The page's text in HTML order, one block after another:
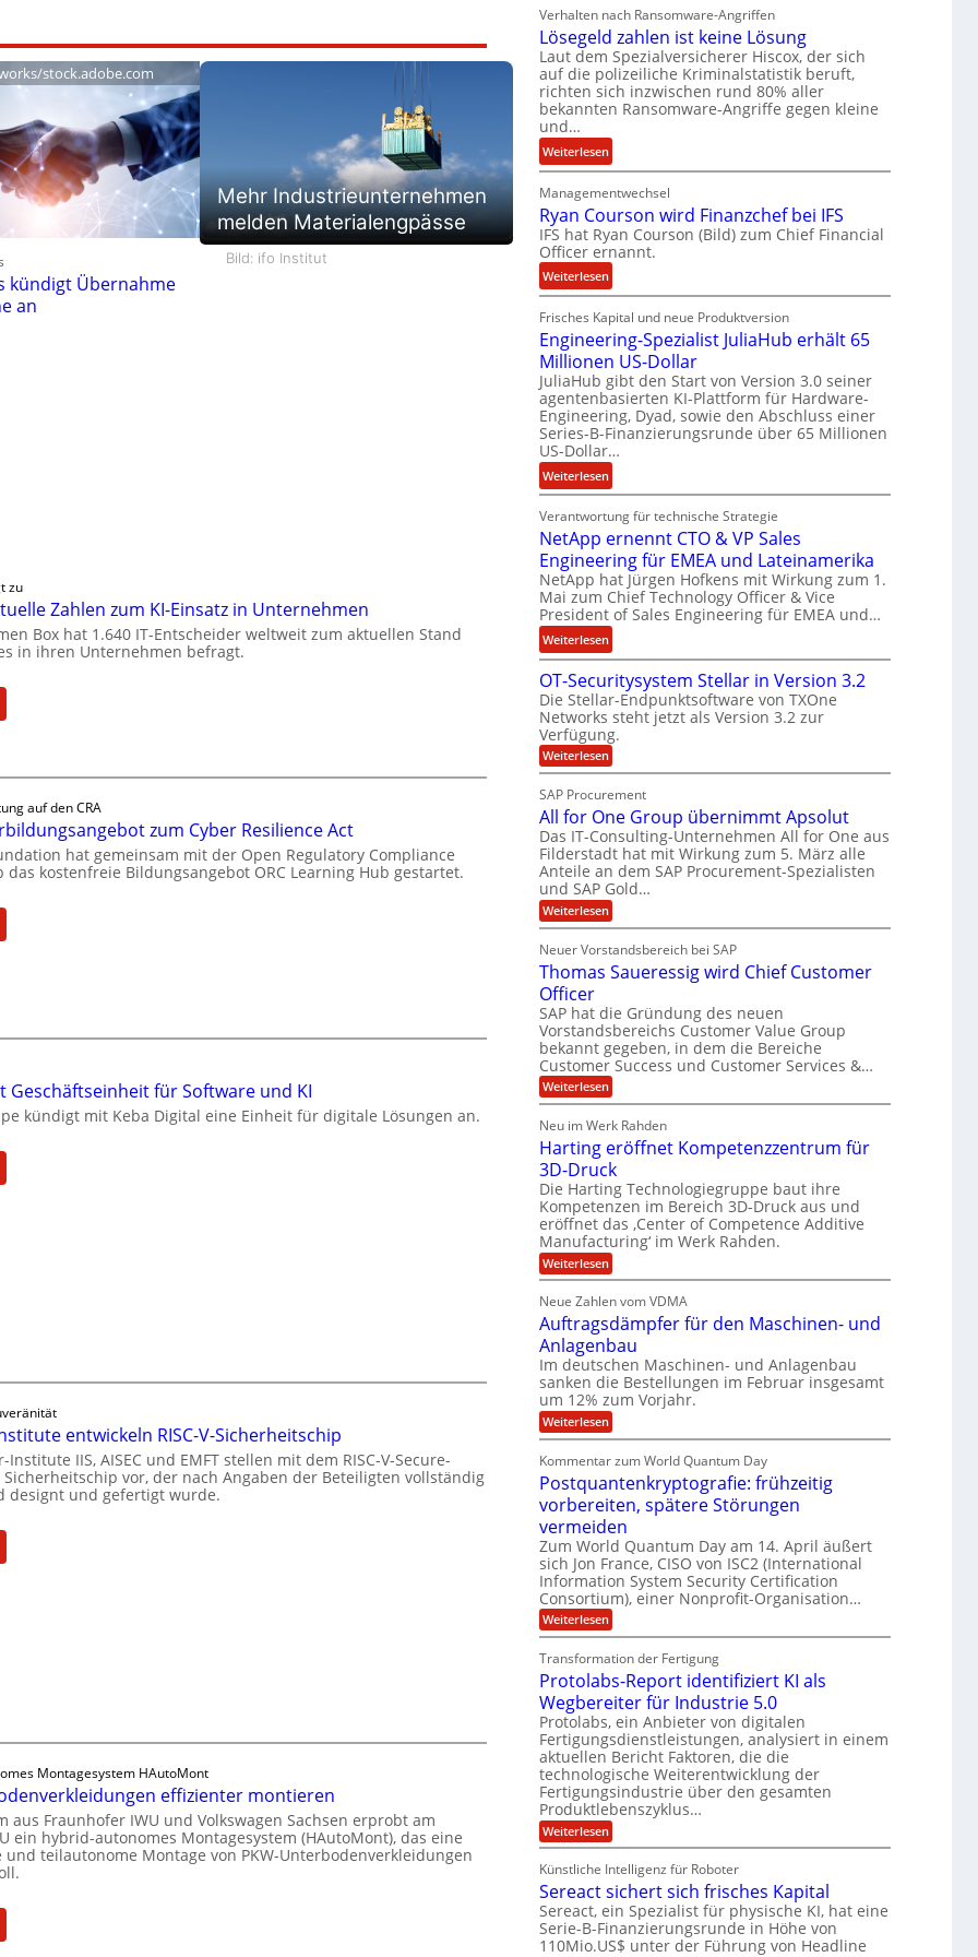
stock.adobe.com
kündigt Übernahme
an
Mehr Industrieunternehmen
melden Materialengpässe
Bild: ifo Institut
zu
Zahlen zum KI-Einsatz in Unternehmen
Box hat 1.640 IT-Entscheider weltweit zum aktuellen Stand
in ihren Unternehmen befragt.
B
i
e
f
r
l
e
h
E
i
n
s
a
t
h
m
e
n
auf den CRA
zum Cyber Resilience Act
hat gemeinsam mit der Open Regulatory Compliance
das kostenfreie Bildungsangebot ORC Learning Hub gestartet.
N
s
e
t
e
a
g
b
o
u
e
s
i
l
i
e
c
Geschäftseinheit für Software und KI
kündigt mit Keba Digital eine Einheit für digitale Lösungen an.
K
t
G
e
s
h
ä
e
ü
r
S
t
entwickeln RISC-V-Sicherheitschip
IIS, AISEC und EMFT stellen mit dem RISC-V-Secure-
vor, der nach Angaben der Beteiligten vollständig
designt und gefertigt wurde.
F
r
-
I
n
s
i
t
Montagesystem HAutoMont
effizienter montieren
aus Fraunhofer IWU und Volkswagen Sachsen erprobt am
ein hybrid-autonomes Montagesystem (HAutoMont), das eine
teilautonome Montage von PKW-Unterbodenverkleidungen
P
e
i
t
e
n
u
s
m
m
e
n
Verhalten nach Ransomware-Angriffen
Lösegeld zahlen ist keine Lösung
Laut dem Spezialversicherer Hiscox, der sich
auf die polizeiliche Kriminalstatistik beruft,
richten sich inzwischen rund 80% aller
bekannten Ransomware-Angriffe gegen kleine
und…
Weiterlesen:
L
ö
s
e
g
e
l
d
z
a
h
l
e
n
i
s
k
e
i
n
e
L
ö
u
n
g
Managementwechsel
Ryan Courson wird Finanzchef bei IFS
IFS hat Ryan Courson (Bild) zum Chief Financial
Officer ernannt.
Weiterlesen:
R
y
a
n
C
o
u
r
s
o
w
i
r
d
F
i
n
n
z
c
h
e
f
b
e
i
I
F
S
Frisches Kapital und neue Produktversion
Engineering-Spezialist JuliaHub erhält 65
Millionen US-Dollar
JuliaHub gibt den Start von Version 3.0 seiner
agentenbasierten KI-Plattform für Hardware-
Engineering, Dyad, sowie den Abschluss einer
Series-B-Finanzierungsrunde über 65 Millionen
US-Dollar…
Weiterlesen:
E
n
g
i
n
e
e
r
i
n
g
-
S
p
a
l
i
s
t
J
u
i
a
H
u
b
e
h
ä
l
t
6
5
M
i
l
l
i
o
n
e
U
S
-
D
o
l
l
a
r
Verantwortung für technische Strategie
NetApp ernennt CTO & VP Sales
Engineering für EMEA und Lateinamerika
NetApp hat Jürgen Hofkens mit Wirkung zum 1.
Mai zum Chief Technology Officer & Vice
President of Sales Engineering für EMEA und…
Weiterlesen:
N
e
t
A
p
p
r
n
e
n
n
t
C
T
O
V
P
S
a
l
E
n
g
i
n
e
e
r
i
n
g
f
ü
r
M
E
A
u
n
d
L
a
t
e
i
n
m
e
r
i
k
a
OT-Securitysystem Stellar in Version 3.2
Die Stellar-Endpunktsoftware von TXOne
Networks steht jetzt als Version 3.2 zur
Verfügung.
Weiterlesen:
O
-
S
e
c
u
r
i
t
y
y
s
t
m
S
t
e
l
l
a
r
n
V
e
r
s
i
o
n
3
2
SAP Procurement
All for One Group übernimmt Apsolut
Das IT-Consulting-Unternehmen All for One aus
Filderstadt hat mit Wirkung zum 5. März alle
Anteile an dem SAP Procurement-Spezialisten
und SAP Gold…
Weiterlesen:
A
l
f
O
n
e
G
r
o
u
p
b
e
r
n
i
m
m
t
A
s
o
l
u
t
Neuer Vorstandsbereich bei SAP
Thomas Saueressig wird Chief Customer
Officer
SAP hat die Gründung des neuen
Vorstandsbereichs Customer Value Group
bekannt gegeben, in dem die Bereiche
Customer Success und Customer Services &…
Weiterlesen:
T
o
m
a
s
S
a
u
e
r
e
s
s
g
w
i
r
d
C
h
i
C
u
s
t
o
m
e
r
O
ff
i
e
r
Neu im Werk Rahden
Harting eröffnet Kompetenzzentrum für
3D-Druck
Die Harting Technologiegruppe baut ihre
Kompetenzen im Bereich 3D-Druck aus und
eröffnet das ‚Center of Competence Additive
Manufacturing‘ im Werk Rahden.
Weiterlesen:
H
r
t
i
n
g
e
r
ö
f
f
n
t
K
o
m
p
e
t
e
n
z
z
e
n
t
r
u
m
f
ü
r
3
D
-
D
u
c
k
Neue Zahlen vom VDMA
Auftragsdämpfer für den Maschinen- und
Anlagenbau
Im deutschen Maschinen- und Anlagenbau
sanken die Bestellungen im Februar insgesamt
um 12% zum Vorjahr.
Weiterlesen:
A
f
t
r
a
g
s
d
ä
m
p
f
e
f
ü
d
e
n
M
a
s
c
h
i
n
n
-
u
n
d
Kommentar zum World Quantum Day
Postquantenkryptografie: frühzeitig
vorbereiten, spätere Störungen
vermeiden
Zum World Quantum Day am 14. April äußert
sich Jon France, CISO von ISC2 (International
Information System Security Certification
Consortium), einer Nonprofit-Organisation…
Weiterlesen:
P
s
t
q
u
a
n
t
e
n
k
r
y
p
o
g
r
a
f
Transformation der Fertigung
Protolabs-Report identifiziert KI als
Wegbereiter für Industrie 5.0
Protolabs, ein Anbieter von digitalen
Fertigungsdienstleistungen, analysiert in einem
aktuellen Bericht Faktoren, die die
technologische Weiterentwicklung der
Fertigungsindustrie über den gesamten
Produktlebenszyklus…
Weiterlesen:
P
o
t
o
l
a
b
Künstliche Intelligenz für Roboter
Sereact sichert sich frisches Kapital
Sereact, ein Spezialist für physische KI, hat eine
Serie-B-Finanzierungsrunde in Höhe von
110Mio.US$ unter der Führung von Headline